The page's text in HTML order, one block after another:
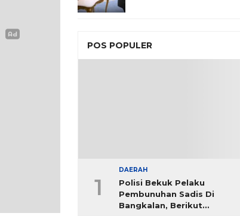
POS POPULER
1
DAERAH
Polisi Bekuk Pelaku
Pembunuhan Sadis Di
Bangkalan, Berikut